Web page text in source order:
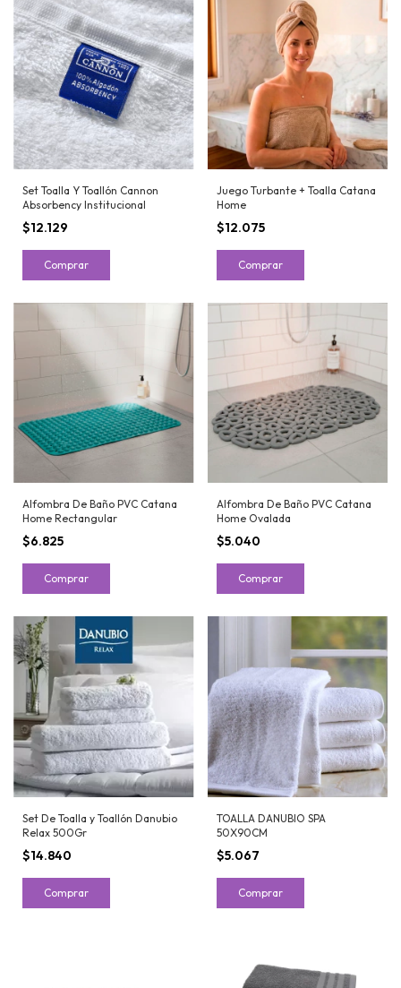
Set Toalla Y Toallón Cannon
Absorbency Institucional
$12.129
Comprar
Juego Turbante + Toalla Catana
Home
$12.075
Comprar
Alfombra De Baño PVC Catana
Home Rectangular
$6.825
Comprar
Alfombra De Baño PVC Catana
Home Ovalada
$5.040
Comprar
Set De Toalla y Toallón Danubio
Relax 500Gr
$14.840
Comprar
TOALLA DANUBIO SPA
50X90CM
$5.067
Comprar